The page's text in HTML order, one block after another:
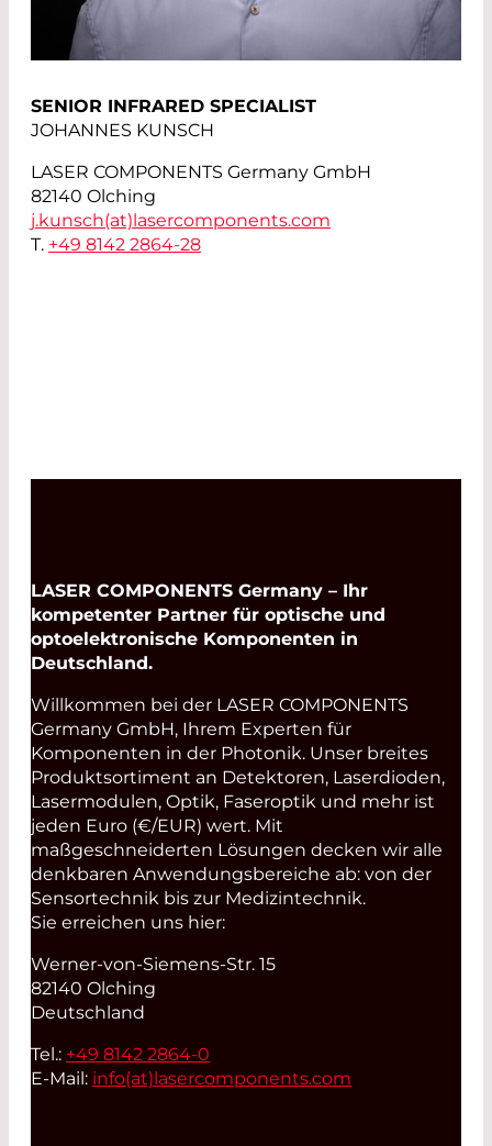
SENIOR INFRARED SPECIALIST
JOHANNES KUNSCH
LASER COMPONENTS Germany GmbH
82140 Olching
j.kunsch(at)lasercomponents.com
T. +49 8142 2864-28
LASER COMPONENTS Germany – Ihr
kompetenter Partner für optische und
optoelektronische Komponenten in
Deutschland.
Willkommen bei der LASER COMPONENTS
Germany GmbH, Ihrem Experten für
Komponenten in der Photonik. Unser breites
Produktsortiment an Detektoren, Laserdioden,
Lasermodulen, Optik, Faseroptik und mehr ist
jeden Euro (€/EUR) wert. Mit
maßgeschneiderten Lösungen decken wir alle
denkbaren Anwendungsbereiche ab: von der
Sensortechnik bis zur Medizintechnik.
Sie erreichen uns hier:
Werner-von-Siemens-Str. 15
82140 Olching
Deutschland
Tel.: +49 8142 2864-0
E-Mail: info(at)lasercomponents.com